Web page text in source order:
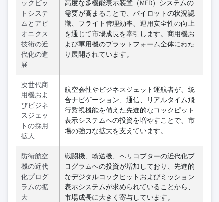
ックピッ
トシステ
ムとアビ
オニクス
技術の近
代化の進
展
高度な多機能表示装置（MFD）システムの
需要が高まることで、パイロットの状況認
識、フライト管理効率、運用安全性の向上
を通じて市場成長を牽引します。商用機お
よび軍用機のプラットフォーム全体にわた
り展開されています。
次世代商
用機およ
びビジネ
スジェッ
トの採用
拡大
航空会社やビジネスジェット運航者が、統
合ナビゲーション、通信、リアルタイム飛
行監視機能を備えた先進的なコックピット
表示システムへの投資を増やすことで、市
場の強力な拡大を支えています。
防衛航空
機の近代
化プログ
ラムの拡
大
戦闘機、輸送機、ヘリコプターの近代化プ
ログラムへの投資が増加しており、先進的
なデジタルコックピットおよびミッション
表示システムが求められていることから、
市場成長に大きく寄与しています。